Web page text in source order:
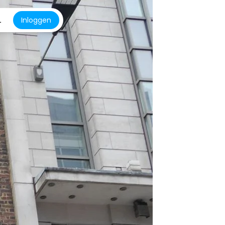
Inloggen